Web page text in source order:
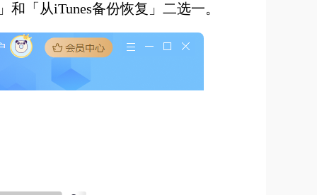
「从iTunes备份恢复」二选一。